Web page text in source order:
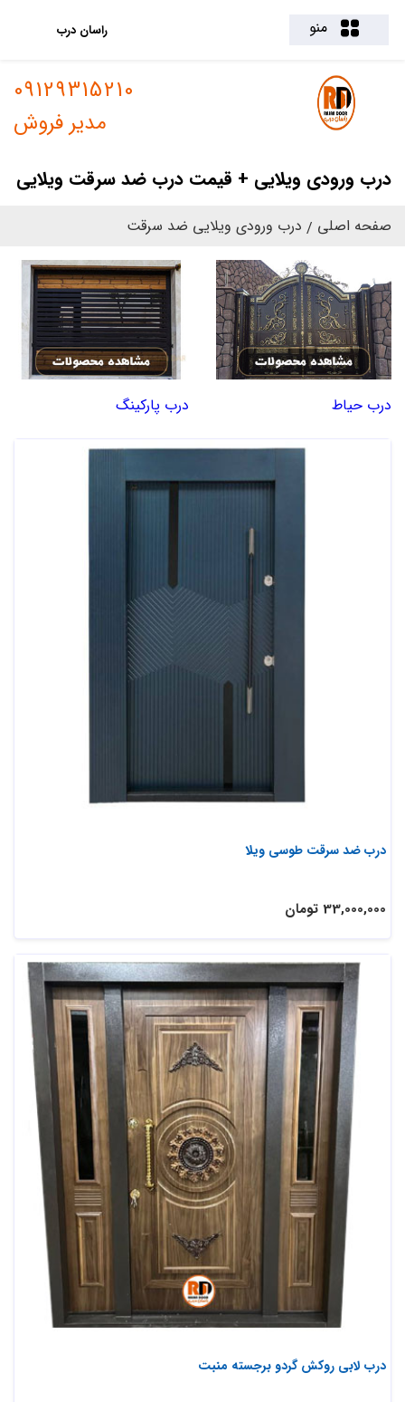
منو راسان درب
درب ورودی ویلایی + قیمت درب ضد سرقت ویلایی
09129315210
مدیر فروش
صفحه اصلی درب ورودی ویلایی ضد سرقت
درب حیاط درب پارکینگ
درب ضد سرقت طوسی ویلا
33,000,000 تومان
درب لابی روکش گردو برجسته منبت